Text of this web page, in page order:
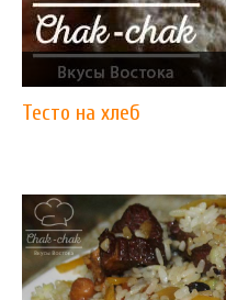
Тесто на хлеб